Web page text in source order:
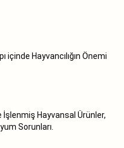
içinde Hayvancılığın Önemi
İşlenmiş Hayvansal Ürünler,
Sorunları.